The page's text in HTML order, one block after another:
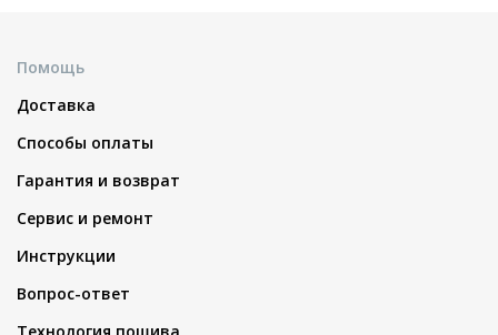
Помощь
Доставка
Способы оплаты
Гарантия и возврат
Сервис и ремонт
Инструкции
Вопрос-ответ